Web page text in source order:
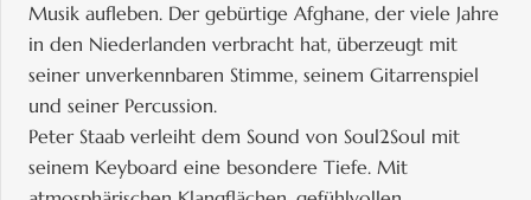
Musik aufleben. Der gebürtige Afghane, der viele Jahre
in den Niederlanden verbracht hat, überzeugt mit
seiner unverkennbaren Stimme, seinem Gitarrenspiel
und seiner Percussion.
Peter Staab verleiht dem Sound von Soul2Soul mit
seinem Keyboard eine besondere Tiefe. Mit